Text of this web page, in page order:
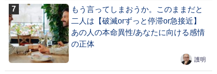
もう言ってしまおうか。このままだと
二人は【破滅orずっと停滞or急接近】
あの人の本命異性/あなたに向ける感情
の正体
護明